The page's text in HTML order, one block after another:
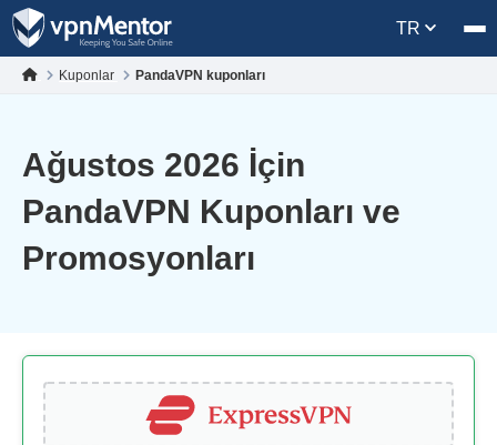
TR
Kuponlar PandaVPN kuponları
Ağustos 2026 İçin
PandaVPN Kuponları ve
Promosyonları